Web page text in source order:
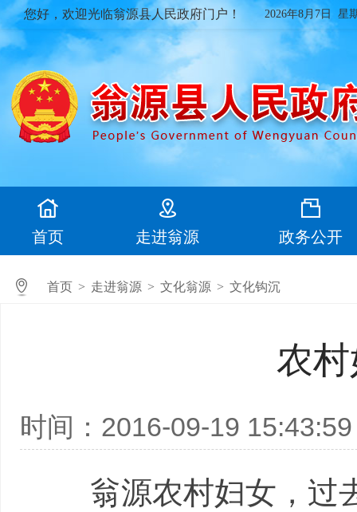
您好，欢迎光临翁源县人民政府门户！ 2026年8月7日 星
首页 走进翁源 政务公开
首页 > 走进翁源 > 文化翁源 > 文化钩沉
农
时间：2016-09-19 15:43:59
翁源农村妇女，过